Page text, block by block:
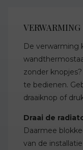
De verwarming
zonder
te bedienen.
draaiknop of
Draai de
Daarmee
van de